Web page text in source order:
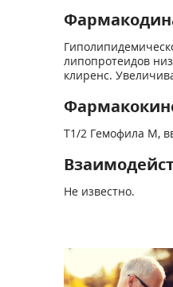
липопротеидов
клиренс.
T1/2 Гемофила М,
Не известно.